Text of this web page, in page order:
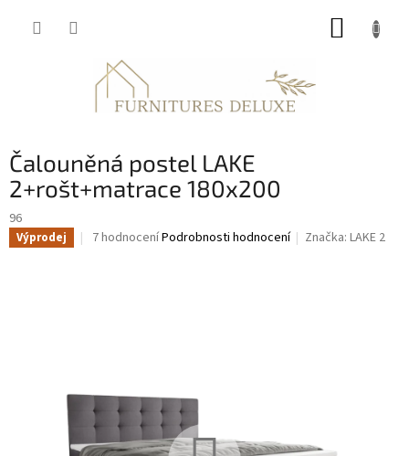
Čalouněná postel LAKE
2+rošt+matrace 180x200
96
Výprodej
Průměrné
7 hodnoceníPodrobnosti hodnocení Značka:LAKE 2